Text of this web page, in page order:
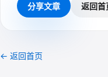
分享文章 返回首
← 返回首页